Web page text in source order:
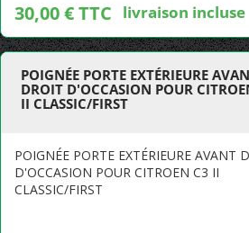
30,00 € TTC livraison incluse
POIGNÉE PORTE EXTÉRIEURE
DROIT D'OCCASION POUR
II CLASSIC/FIRST
POIGNÉE PORTE EXTÉRIEURE AVANT
D'OCCASION POUR CITROEN C3 II
CLASSIC/FIRST